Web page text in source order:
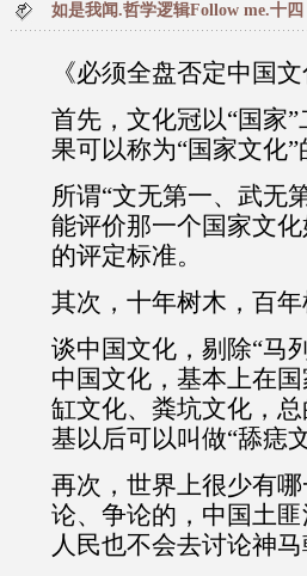
如是我闻.哲学逻辑Follow me.十四
《必须全盘否定中国文
首先，文化冠以“国家
果可以称为“国家文化
所谓“文无第一、武无
能评价那一个国家文
的评定标准。
其次，十年树木，百
谈中国文化，剔除“马
中国文化，基本上在
缸文化、粪坑文化，
基以后可以叫做“舔痣文
再次，世界上很少有
论、争论的，中国土
人民也不会去讨论神马